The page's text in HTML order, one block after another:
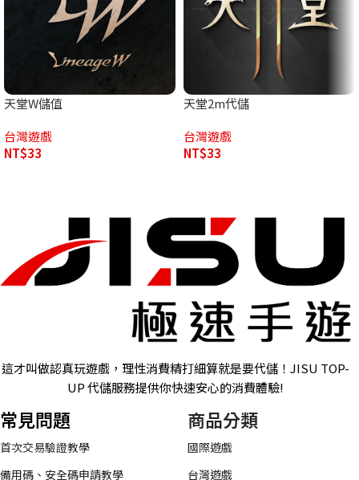
天堂W儲值
台灣遊戲
NT$33
天堂2m代儲
台灣遊戲
NT$33
這才叫做認真玩遊戲，理性消費精打細算就是要代儲！JISU TOP-
UP 代儲服務提供你快速安心的消費體驗!
常見問題
首次交易驗證教學
備用碼、安全碼申請教學
商品分類
國際遊戲
台灣遊戲